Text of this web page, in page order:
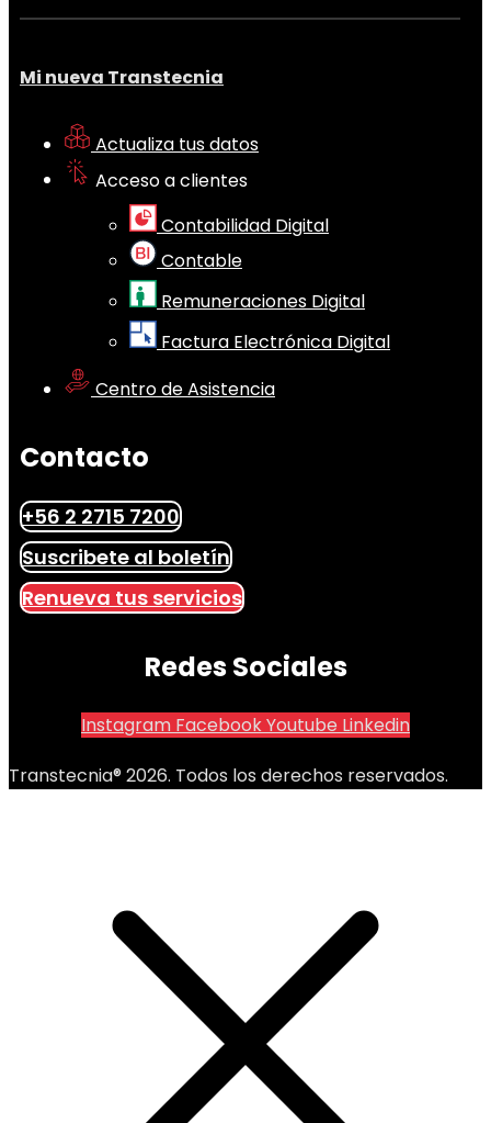
Mi nueva Transtecnia
Actualiza tus datos
Acceso a clientes
Contabilidad Digital
Contable
Remuneraciones Digital
Factura Electrónica Digital
Centro de Asistencia
Contacto
+56 2 2715 7200
Suscribete al boletín
Renueva tus servicios
Redes Sociales
Instagram FacebookYoutube Linkedin
Transtecnia® 2026. Todos los derechos reservados.